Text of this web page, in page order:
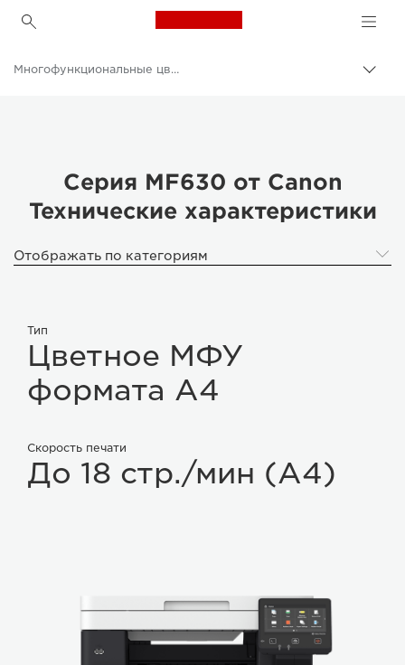
Canon Logo, back to
Продукты и решения для бизнеса
Принтеры и факсимильные аппараты для бизнеса
Многофункциональные цветные принтеры
Серия MF630 от Canon
Технические характеристики
Отображать по категориям
Тип
Цветное МФУ
формата A4
Скорость печати
До 18 стр./мин (А4)